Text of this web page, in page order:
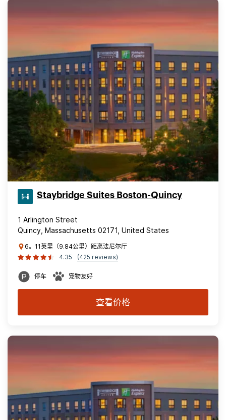
Staybridge Suites Boston-Quincy
1 Arlington Street
Quincy, Massachusetts 02171, United States
6。11英里（9.84公里）距离法尼尔厅
4.35
(425 reviews)
停车 宠物友好
查看价格